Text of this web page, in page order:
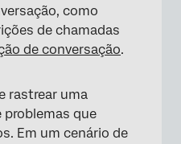
como
de chamadas
de conversação.
rastrear uma
problemas que
Em um cenário de